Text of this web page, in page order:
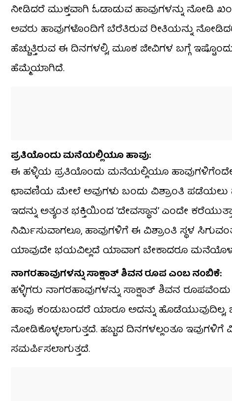
ನೀಡಿದರೆ ಮುಕ್ತವಾಗಿ ಓಡಾಡುವ ಹಾವುಗಳನ್ನು ನೋಡಿ
ಅವರು ಹಾವುಗಳೊಂದಿಗೆ ಬೆರೆತಿರುವ ರೀತಿಯನ್ನು
ಹೆಚ್ಚುತ್ತಿರುವ ಈ ದಿನಗಳಲ್ಲಿ, ಮೂಕ ಜೀವಿಗಳ ಬಗ್ಗೆ
ಹೆಮ್ಮೆಯಾಗಿದೆ.
ಪ್ರತಿಯೊಂದು ಮನೆಯಲ್ಲಿಯೂ ಹಾವು:
ಈ ಹಳ್ಳಿಯ ಪ್ರತಿಯೊಂದು ಮನೆಯಲ್ಲಿಯೂ
ಛಾವಣಿಯ ಮೇಲೆ ಅವುಗಳು ಬಂದು ವಿಶ್ರಾಂತಿ ಪಡೆಯಲು
ಇದನ್ನು ಅತ್ಯಂತ ಭಕ್ತಿಯಿಂದ ‘ದೇವಸ್ಥಾನ’ ಎಂದೇ
ನಿರ್ಮಿಸುವಾಗಲೂ, ಹಾವುಗಳಿಗೆ ಈ ವಿಶ್ರಾಂತಿ ಸ್ಥಳ
ಯಾವುದೇ ಭಯವಿಲ್ಲದೆ ಯಾವಾಗ ಬೇಕಾದರೂ
ನಾಗರಹಾವುಗಳನ್ನು ಸಾಕ್ಷಾತ್ ಶಿವನ ರೂಪ ಎಂಬ ನಂಬಿಕೆ:
ಹಳ್ಳಿಗರು ನಾಗರಹಾವುಗಳನ್ನು ಸಾಕ್ಷಾತ್ ಶಿವನ
ಹಾವು ಕಂಡುಬಂದರೆ ಯಾರೂ ಅದನ್ನು ಹೊಡೆಯುವುದಿಲ್ಲ,
ನೋಡಿಕೊಳ್ಳಲಾಗುತ್ತದೆ. ಹಬ್ಬದ ದಿನಗಳಲ್ಲಂತೂ ಇವುಗಳಿಗೆ
ಸಮರ್ಪಿಸಲಾಗುತ್ತದೆ.